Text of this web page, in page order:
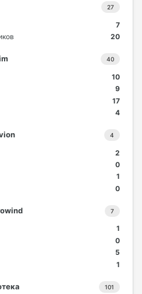
27
7
20
40
10
9
17
4
4
2
0
1
0
7
1
0
5
1
101